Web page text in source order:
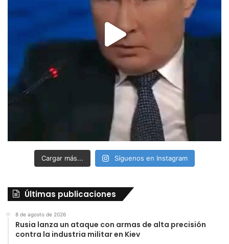
Cargar más... Síguenos en Instagram
Últimas publicaciones
8 de agosto de 2026
Rusia lanza un ataque con armas de alta precisión
contra la industria militar en Kiev